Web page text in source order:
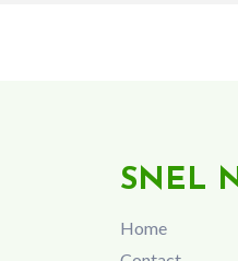
SNEL
Home